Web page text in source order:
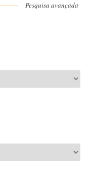
Pesquisa avançada